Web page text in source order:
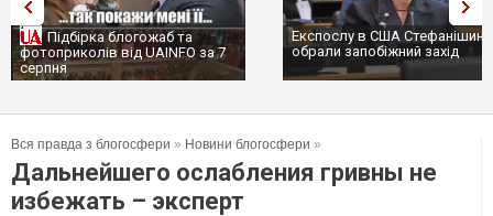
Підбірка блогожаб та
фотоприколів від UAINFO за 7
серпня
Експослу в США
обрали запобіжний захід
Вся правда з блогосфери » Новини блогосфери »
Дальнейшего ослабления гривны не
избежать – эксперт